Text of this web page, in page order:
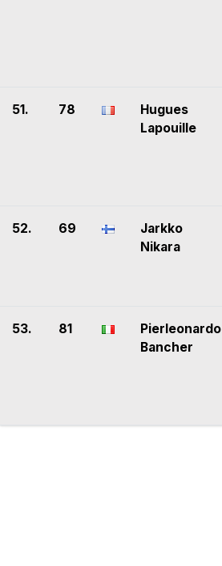
51. 78
Hugues
Lapouille
52. 69
Jarkko
Nikara
53. 81
Pierleonardo
Bancher